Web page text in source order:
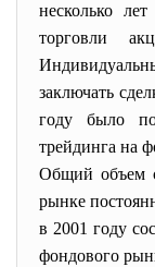
несколько
торговли
заключать
году было
трейдинга на
Общий объем
рынке
в 2001 году
фондового